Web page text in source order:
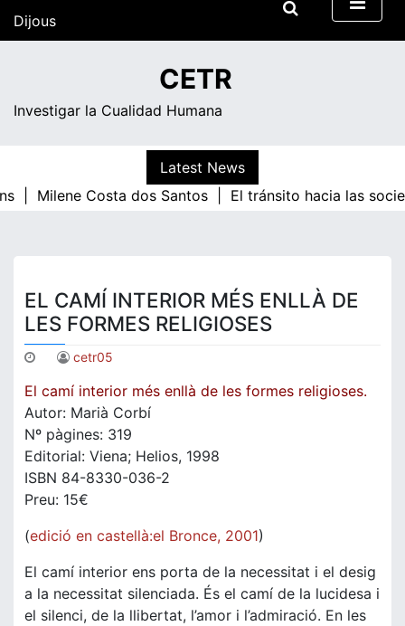
Dijous
CETR
Investigar la Cualidad Humana
Latest News
|
Milene Costa dos Santos | El tránsito hacia las
EL CAMÍ INTERIOR MÉS ENLLÀ DE
LES FORMES RELIGIOSES
cetr05
El camí interior més enllà de les formes religioses.
Autor: Marià Corbí
Nº pàgines: 319
Editorial: Viena; Helios, 1998
ISBN 84-8330-036-2
Preu: 15€
(edició en castellà:el Bronce, 2001)
El camí interior ens porta de la necessitat i el desig
a la necessitat silenciada. És el camí de la lucidesa i
el silenci, de la llibertat, l’amor i l’admiració. En les